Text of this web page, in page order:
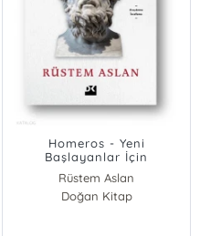
Homeros - Yeni
Başlayanlar İçin
Rüstem Aslan
Doğan Kitap